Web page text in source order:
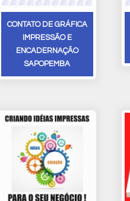
CONTATO DE GRÁFICA
IMPRESSÃO E
ENCADERNAÇÃO
SAPOPEMBA